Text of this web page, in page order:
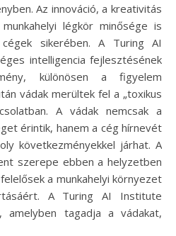
Az innováció, a kreativitás
légkör minősége is
sikerében. A Turing AI
intelligencia fejlesztésének
különösen a figyelem
vádak merültek fel a „toxikus
A vádak nemcsak a
érintik, hanem a cég hírnevét
következményekkel járhat. A
szerepe ebben a helyzetben
a munkahelyi környezet
A Turing AI Institute
amelyben tagadja a vádakat,